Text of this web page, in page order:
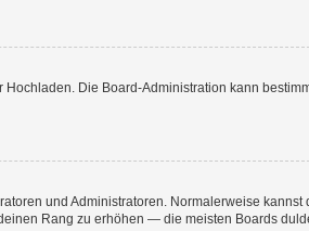
Hochladen. Die Board-Administration kann
und Administratoren. Normalerweise kannst
Rang zu erhöhen — die meisten Boards